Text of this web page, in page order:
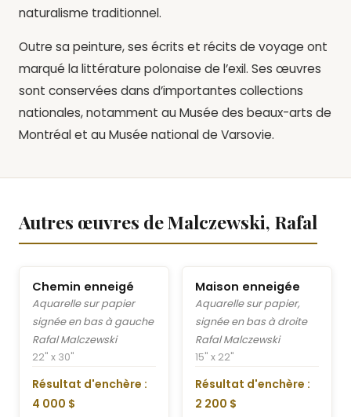
naturalisme traditionnel.
Outre sa peinture, ses écrits et récits de voyage ont
marqué la littérature polonaise de l’exil. Ses œuvres
sont conservées dans d’importantes collections
nationales, notamment au Musée des beaux-arts de
Montréal et au Musée national de Varsovie.
Autres œuvres de Malczewski, Rafal
Chemin enneigé
Aquarelle sur papier
signée en bas à gauche
Rafal Malczewski
22" x 30"
Résultat d'enchère :
4 000 $
Maison enneigée
Aquarelle sur papier,
signée en bas à droite
Rafal Malczewski
15" x 22"
Résultat d'enchère :
2 200 $